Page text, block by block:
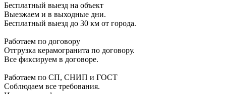
Бесплатный выезд на объект
Выезжаем и в выходные дни.
Бесплатный выезд до 30 км от города.
Работаем по договору
Отгрузка керамогранита по договору.
Все фиксируем в договоре.
Работаем по СП, СНИП и ГОСТ
Соблюдаем все требования.